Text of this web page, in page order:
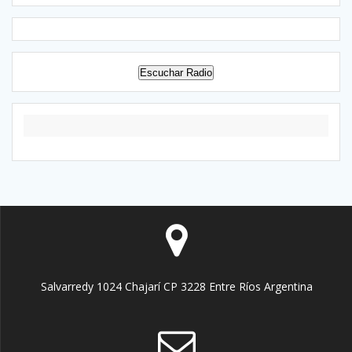
Escuchar Radio
Salvarredy 1024 Chajarí CP 3228 Entre Ríos Argentina